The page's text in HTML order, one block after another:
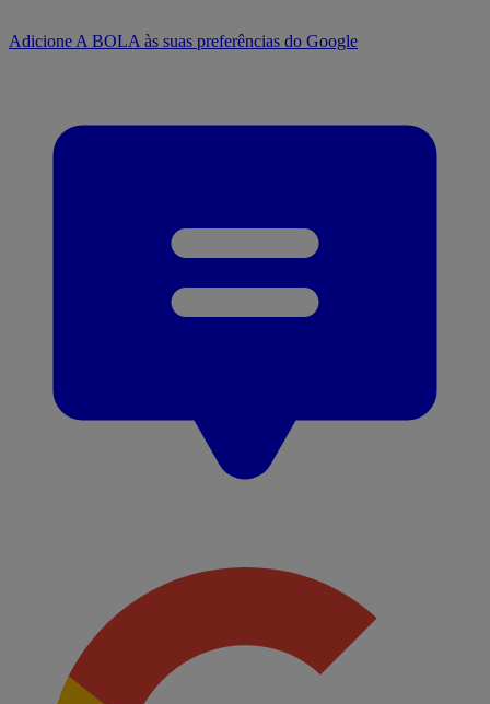
Adicione A BOLA às suas preferências do Google